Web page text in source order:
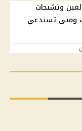
وتشنجات
ومتى تستدعي